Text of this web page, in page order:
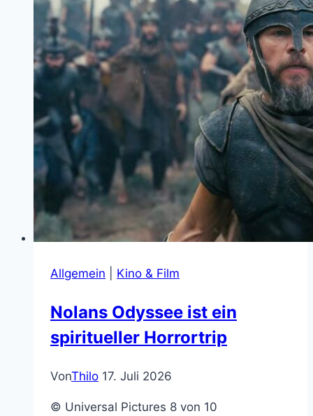
Mystery!?
Allgemein Kino & Film
Nolans Odyssee ist ein
spiritueller Horrortrip
VonThilo 17. Juli 2026
© Universal Pictures 8 von 10